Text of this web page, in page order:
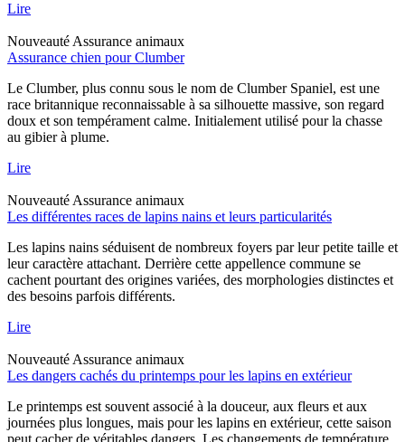
Lire
Nouveauté Assurance animaux
Assurance chien pour Clumber
Le Clumber, plus connu sous le nom de Clumber Spaniel, est une
race britannique reconnaissable à sa silhouette massive, son regard
doux et son tempérament calme. Initialement utilisé pour la chasse
au gibier à plume.
Lire
Nouveauté Assurance animaux
Les différentes races de lapins nains et leurs particularités
Les lapins nains séduisent de nombreux foyers par leur petite taille et
leur caractère attachant. Derrière cette appellence commune se
cachent pourtant des origines variées, des morphologies distinctes et
des besoins parfois différents.
Lire
Nouveauté Assurance animaux
Les dangers cachés du printemps pour les lapins en extérieur
Le printemps est souvent associé à la douceur, aux fleurs et aux
journées plus longues, mais pour les lapins en extérieur, cette saison